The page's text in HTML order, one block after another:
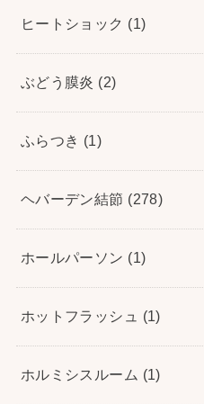
ヒートショック (1)
ぶどう膜炎 (2)
ふらつき (1)
ヘバーデン結節 (278)
ホールパーソン (1)
ホットフラッシュ (1)
ホルミシスルーム (1)